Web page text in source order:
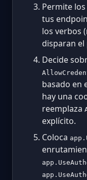
Permite
tus
los verbos (
disparan
Decide
basado en
hay una
reemplaza
explícito.
Coloca